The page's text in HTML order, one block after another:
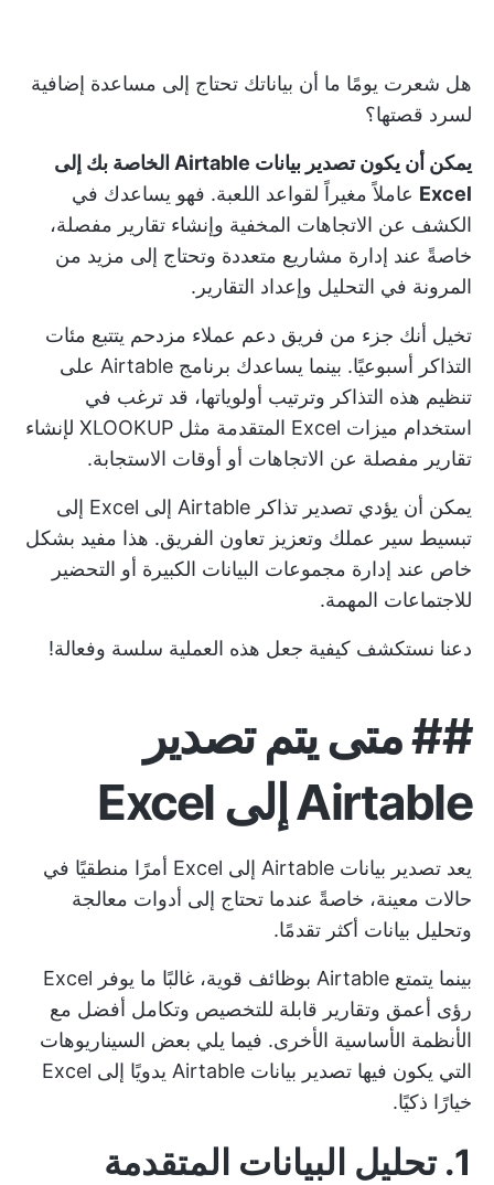
هل شعرت يومًا ما أن بياناتك تحتاج إلى مساعدة إضافية
لسرد قصتها؟
يمكن أن يكون تصدير بيانات Airtable الخاصة بك إلى
Excel عاملاً مغيراً لقواعد اللعبة. فهو يساعدك في
الكشف عن الاتجاهات المخفية وإنشاء تقارير مفصلة،
خاصةً عند إدارة مشاريع متعددة وتحتاج إلى مزيد من
المرونة في التحليل وإعداد التقارير.
تخيل أنك جزء من فريق دعم عملاء مزدحم يتتبع مئات
التذاكر أسبوعيًا. بينما يساعدك برنامج Airtable على
تنظيم هذه التذاكر وترتيب أولوياتها، قد ترغب في
استخدام ميزات Excel المتقدمة مثل XLOOKUP لإنشاء
تقارير مفصلة عن الاتجاهات أو أوقات الاستجابة.
يمكن أن يؤدي تصدير تذاكر Airtable إلى Excel إلى
تبسيط سير عملك وتعزيز تعاون الفريق. هذا مفيد بشكل
خاص عند إدارة مجموعات البيانات الكبيرة أو التحضير
للاجتماعات المهمة.
دعنا نستكشف كيفية جعل هذه العملية سلسة وفعالة!
##متى يتم تصدير
Airtable إلى Excel
يعد تصدير بيانات Airtable إلى Excel أمرًا منطقيًا في
حالات معينة، خاصةً عندما تحتاج إلى أدوات معالجة
وتحليل بيانات أكثر تقدمًا.
بينما يتمتع Airtable بوظائف قوية، غالبًا ما يوفر Excel
رؤى أعمق وتقارير قابلة للتخصيص وتكامل أفضل مع
الأنظمة الأساسية الأخرى. فيما يلي بعض السيناريوهات
التي يكون فيها تصدير بيانات Airtable يدويًا إلى Excel
خيارًا ذكيًا.
1. تحليل البيانات المتقدمة